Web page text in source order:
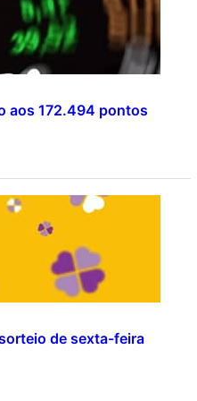
aos 172.494 pontos
de sexta-feira